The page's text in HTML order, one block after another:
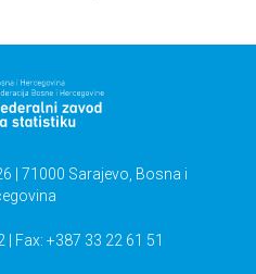
| 71000 Sarajevo, Bosna i
| Fax: +387 33 22 61 51